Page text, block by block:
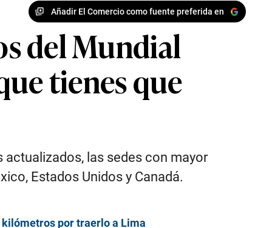
Añadir El Comercio como fuente preferida en
del Mundial
tienes que
actualizados, las sedes con mayor
Estados Unidos y Canadá.
por traerlo a Lima